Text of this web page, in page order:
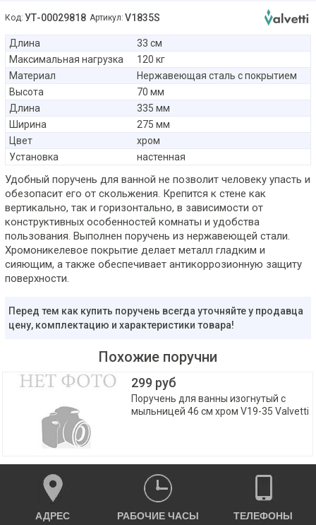
Код: УТ-00029818 Артикул: V1835S
Длина
33 см
Максимальная нагрузка
120 кг
Материал
Нержавеющая сталь с покрытием
Высота
70 мм
Длина
335 мм
Ширина
275 мм
Цвет
хром
Установка
настенная
Удобный поручень для ванной не позволит человеку упасть и
обезопасит его от скольжения. Крепится к стене как
вертикально, так и горизонтально, в зависимости от
конструктивных особенностей комнаты и удобства
пользования. Выполнен поручень из нержавеющей стали.
Хромоникелевое покрытие делает металл гладким и
сияющим, а также обеспечивает антикоррозионную защиту
поверхности.
Перед тем как купить поручень всегда уточняйте у продавца
цену, комплектацию и характеристики товара!
Похожие поручни
299 руб
Поручень для ванны изогнутый с
мыльницей 46 см хром V19-35 Valvetti
АДРЕС РАБОЧИЕ ЧАСЫ ТЕЛЕФОНЫ